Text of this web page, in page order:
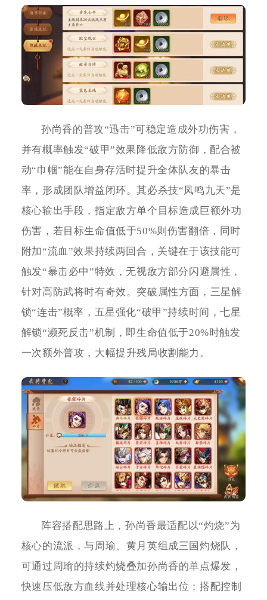
孙尚香的普攻“迅击”可稳定造成外功伤害，
并有概率触发“破甲”效果降低敌方防御，配合被
动“巾帼”能在自身存活时提升全体队友的暴击
率，形成团队增益闭环。其必杀技“凤鸣九天”是
核心输出手段，指定敌方单个目标造成巨额外功
伤害，若目标生命值低于50%则伤害翻倍，同时
附加“流血”效果持续两回合，关键在于该技能可
触发“暴击必中”特效，无视敌方部分闪避属性，
针对高防武将时有奇效。突破属性方面，三星解
锁“连击”概率，五星强化“破甲”持续时间，七星
解锁“濒死反击”机制，即生命值低于20%时触发
一次额外普攻，大幅提升残局收割能力。
阵容搭配思路上，孙尚香最适配以“灼烧”为
核心的流派，与周瑜、黄月英组成三国灼烧队，
可通过周瑜的持续灼烧叠加孙尚香的单点爆发，
快速压低敌方血线并处理核心输出位；搭配控制